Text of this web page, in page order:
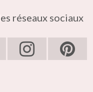
réseaux sociaux